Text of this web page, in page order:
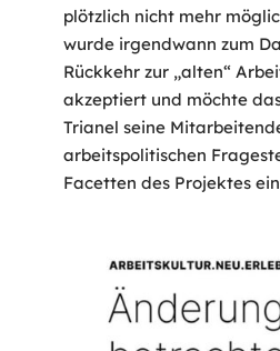
plötzlich nicht mehr
wurde irgendwann zum
Rückkehr zur „alten“
akzeptiert und möchte
Trianel seine
arbeitspolitischen
Facetten des Projektes